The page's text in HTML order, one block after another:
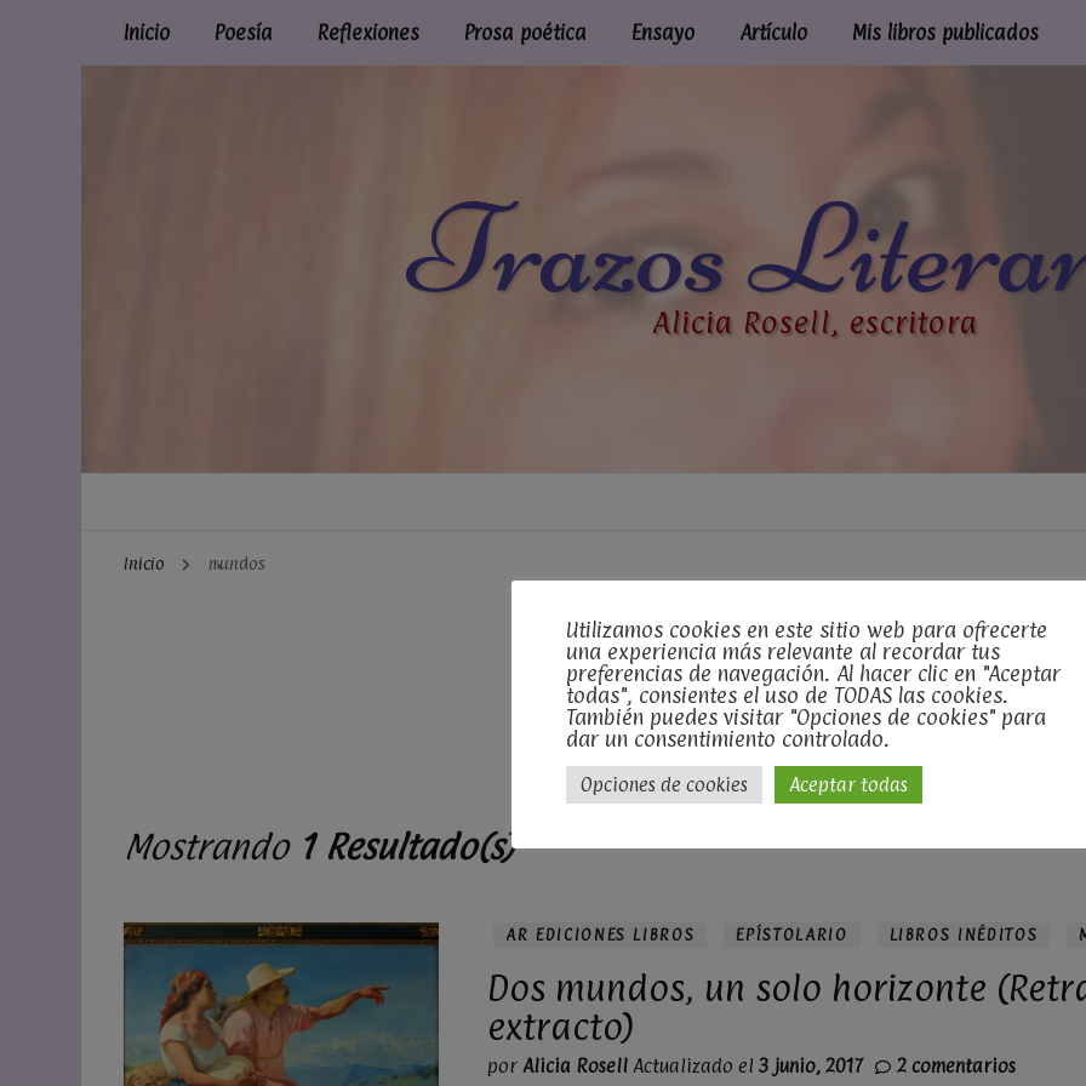
Inicio Poesía Reflexiones Prosa poética Ensayo Artículo Mis libros publicados
TrazosAlicia Rosell, escritora
Inicio mundos
ETIQUETA
mundos
Mostrando 1 Resultado(s)
AR EDICIONES LIBROS EPÍSTOLARIO LIBROS INÉDITOS
Dos mundos, un solo horizonte
extracto)
por Alicia Rosell Actualizado el 3 junio, 2017 2 comentariosen
Utilizamos cookies en este sitio web para ofrecerte
una experiencia más relevante al recordar tus
preferencias de navegación. Al hacer clic en "Aceptar
todas", consientes el uso de TODAS las cookies.
También puedes visitar "Opciones de cookies" para
dar un consentimiento controlado.
Opciones de cookies Aceptar todas